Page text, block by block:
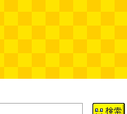
ドのケチャップ和え / う
りデイリー 2026年8月1日号